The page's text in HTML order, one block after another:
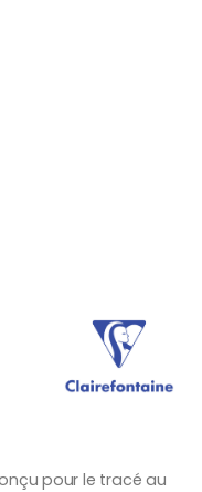
pour le tracé au